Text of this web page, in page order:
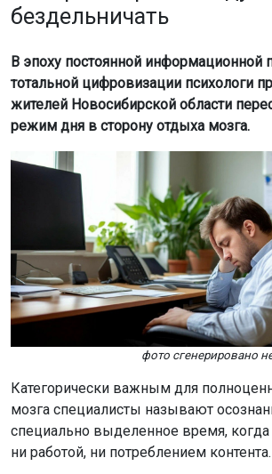
бездельничать
В эпоху постоянной информационной
тотальной цифровизации психологи
жителей Новосибирской области
режим дня в сторону отдыха мозга.
фото сгенерировано
Категорически важным для
мозга специалисты называют
специально выделенное время, когда
ни работой, ни потреблением контента.